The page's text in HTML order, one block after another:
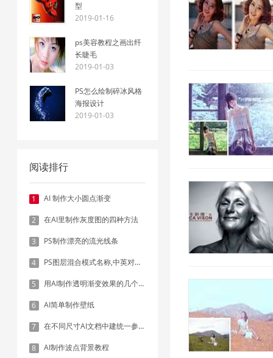
型
2019-01-16
ps美容教程之画出纤
长睫毛
2019-01-03
PS怎么绘制碎冰风格
海报设计
2019-01-03
阅读排行
1 AI 制作大小圆点渐变
2 在AI里制作灰度图的四种方法
3 PS制作漂亮的流光线条
4 PS图层混合模式名称,中英对照表
5 用AI制作透明渐变效果的几个方法
6 AI简单制作壁纸
7 在不同尺寸AI文档中建统一参考线 - 方法1：对齐和分布
8 AI制作波点背景教程